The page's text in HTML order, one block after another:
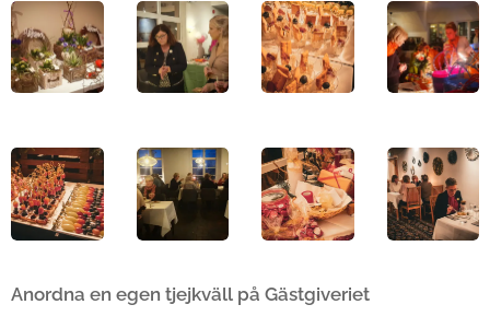
Anordna en egen tjejkväll på Gästgiveriet